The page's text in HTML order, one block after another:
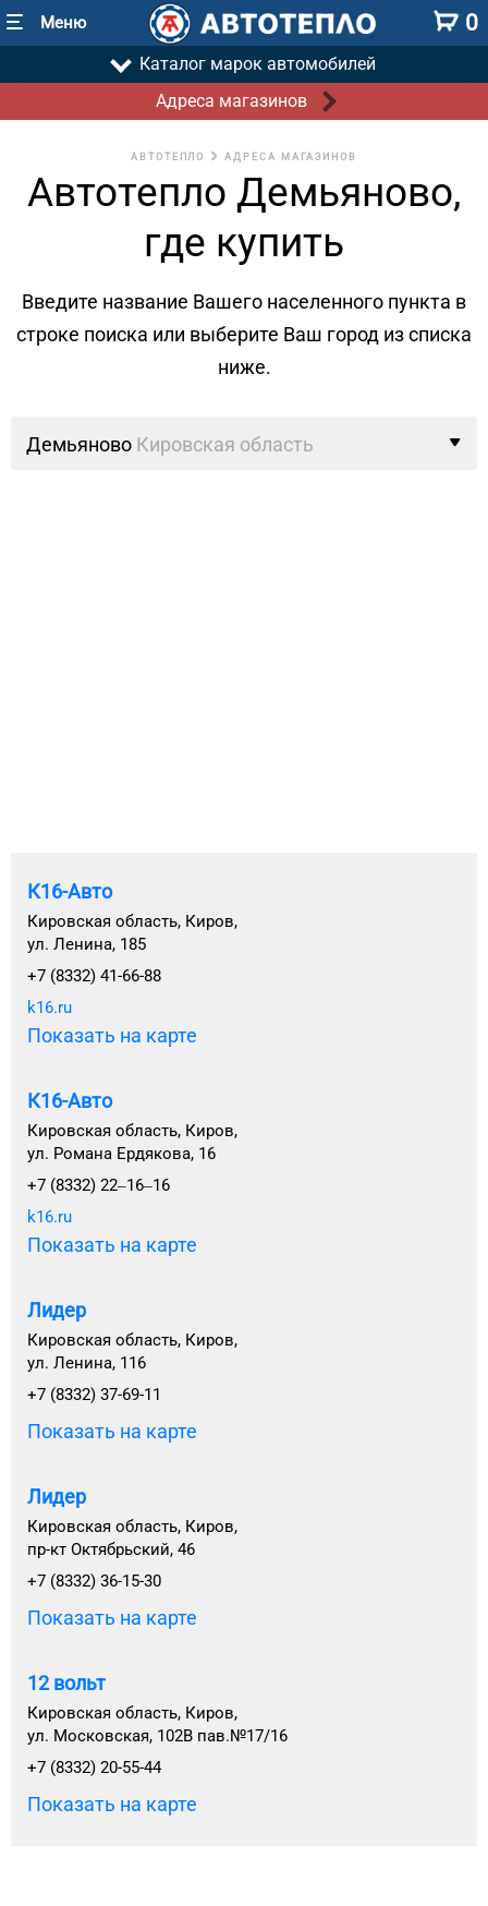
Меню 0
Каталог марок автомобилей
Адреса магазинов
АВТОТЕПЛО АДРЕСА МАГАЗИНОВ
Автотепло Демьяново,
где купить
Введите название Вашего населенного пункта в
строке поиска или выберите Ваш город из списка
ниже.
Демьяново Кировская область
К16-Авто
Кировская область, Киров,
ул. Ленина, 185
+7 (8332) 41-66-88
k16.ru
Показать на карте
К16-Авто
Кировская область, Киров,
ул. Романа Ердякова, 16
+7 (8332) 22‒16‒16
k16.ru
Показать на карте
Лидер
Кировская область, Киров,
ул. Ленина, 116
+7 (8332) 37-69-11
Показать на карте
Лидер
Кировская область, Киров,
пр-кт Октябрьский, 46
+7 (8332) 36-15-30
Показать на карте
12 вольт
Кировская область, Киров,
ул. Московская, 102В пав.№17/16
+7 (8332) 20-55-44
Показать на карте